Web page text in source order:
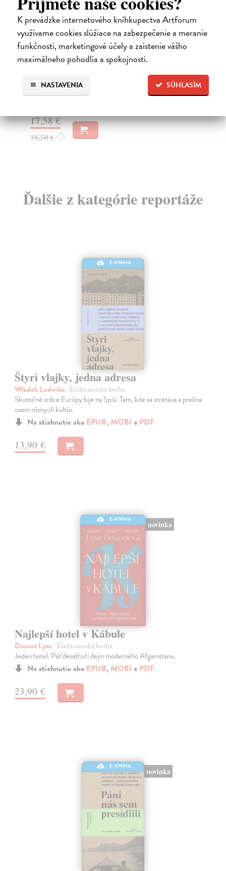
K prevádzke internetového kníhkupectva Artforum
využívame cookies slúžiace na zabezpečenie a meranie
funkčnosti, marketingové účely a zaistenie vášho
maximálneho pohodlia a spokojnosti.
SÚHLASÍM
NASTAVENIA
Vlečie sa do Betlehema
Kultová, kánonická, kľúčová – prvá kniha esejí Joan
Didion Vlečie sa do Betlehema zachytáva USA šesť...
17,58 €
18,50 € ?
Ďalšie z kategórie reportáže
E-KNIHA
Štyri vlajky, jedna adresa
Włodek Ludwika| Elektronická kniha
Skutočné srdce Európy bije na Spiši. Tam, kde sa stretáva a prelína
osem rôznych kultúr.
Na stiahnutie ako EPUB, MOBI a PDF
13,90 €
E-KNIHA
novinka
Najlepší hotel v Kábule
Doucet Lyse | Elektronická kniha
Jeden hotel. Päť desaťročí dejín moderného Afganistanu.
Na stiahnutie ako EPUB, MOBI a PDF
23,90 €
E-KNIHA
novinka